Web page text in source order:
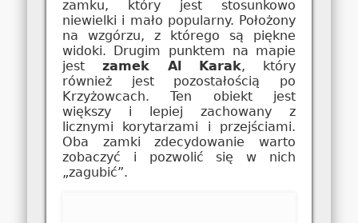
zamku, który jest stosunkowo
niewielki i mało popularny. Położony
na wzgórzu, z którego są piękne
widoki. Drugim punktem na mapie
jest zamek Al Karak, który
również jest pozostałością po
Krzyżowcach. Ten obiekt jest
większy i lepiej zachowany z
licznymi korytarzami i przejściami.
Oba zamki zdecydowanie warto
zobaczyć i pozwolić się w nich
„zagubić”.